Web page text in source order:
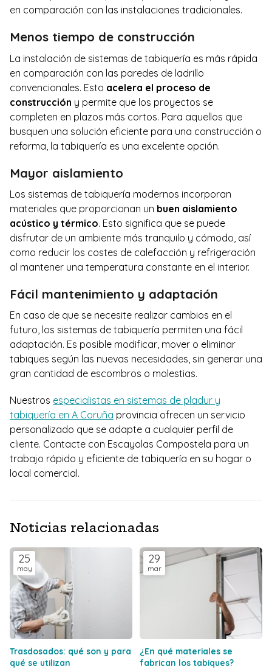
en comparación con las instalaciones tradicionales.
Menos tiempo de construcción
La instalación de sistemas de tabiquería es más rápida
en comparación con las paredes de ladrillo
convencionales. Esto acelera el proceso de
construcción y permite que los proyectos se
completen en plazos más cortos. Para aquellos que
busquen una solución eficiente para una construcción o
reforma, la tabiquería es una excelente opción.
Mayor aislamiento
Los sistemas de tabiquería modernos incorporan
materiales que proporcionan un buen aislamiento
acústico y térmico. Esto significa que se puede
disfrutar de un ambiente más tranquilo y cómodo, así
como reducir los costes de calefacción y refrigeración
al mantener una temperatura constante en el interior.
Fácil mantenimiento y adaptación
En caso de que se necesite realizar cambios en el
futuro, los sistemas de tabiquería permiten una fácil
adaptación. Es posible modificar, mover o eliminar
tabiques según las nuevas necesidades, sin generar una
gran cantidad de escombros o molestias.
Nuestros especialistas en sistemas de pladur y
tabiquería en A Coruña provincia ofrecen un servicio
personalizado que se adapte a cualquier perfil de
cliente. Contacte con Escayolas Compostela para un
trabajo rápido y eficiente de tabiquería en su hogar o
local comercial.
Noticias relacionadas
25
may
Trasdosados: qué son y para
qué se utilizan
29
mar
¿En qué materiales se
fabrican los tabiques?